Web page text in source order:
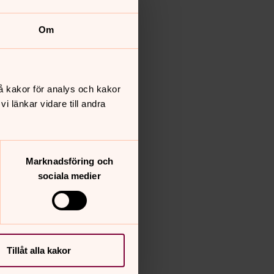
Om
kakor för analys och kakor
länkar vidare till andra
Marknadsföring och
sociala medier
Tillåt alla kakor